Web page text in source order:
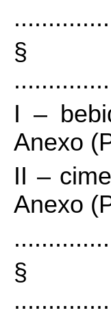
I –
Anexo
II –
Anexo